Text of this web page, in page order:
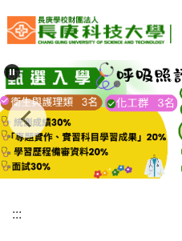
到
要
內
容
區
:::